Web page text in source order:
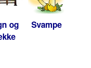
og
Svampe